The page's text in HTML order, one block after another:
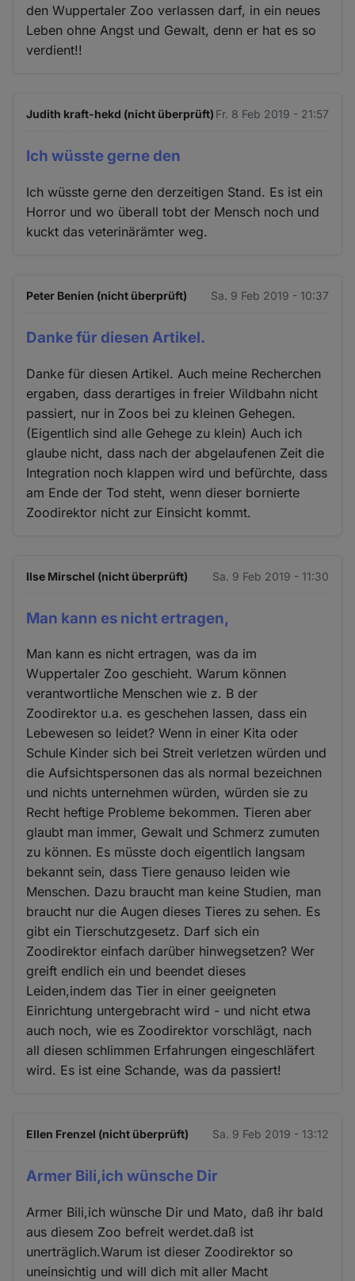
den Wuppertaler Zoo verlassen darf, in ein neues
Leben ohne Angst und Gewalt, denn er hat es so
verdient!!
Judith kraft-hekd (nicht überprüft) Fr. 8 Feb 2019 - 21:57
Ich wüsste gerne den
Ich wüsste gerne den derzeitigen Stand. Es ist ein
Horror und wo überall tobt der Mensch noch und
kuckt das veterinärämter weg.
Peter Benien (nicht überprüft) Sa. 9 Feb 2019 - 10:37
Danke für diesen Artikel.
Danke für diesen Artikel. Auch meine Recherchen
ergaben, dass derartiges in freier Wildbahn nicht
passiert, nur in Zoos bei zu kleinen Gehegen.
(Eigentlich sind alle Gehege zu klein) Auch ich
glaube nicht, dass nach der abgelaufenen Zeit die
Integration noch klappen wird und befürchte, dass
am Ende der Tod steht, wenn dieser bornierte
Zoodirektor nicht zur Einsicht kommt.
Ilse Mirschel (nicht überprüft) Sa. 9 Feb 2019 - 11:30
Man kann es nicht ertragen,
Man kann es nicht ertragen, was da im
Wuppertaler Zoo geschieht. Warum können
verantwortliche Menschen wie z. B der
Zoodirektor u.a. es geschehen lassen, dass ein
Lebewesen so leidet? Wenn in einer Kita oder
Schule Kinder sich bei Streit verletzen würden und
die Aufsichtspersonen das als normal bezeichnen
und nichts unternehmen würden, würden sie zu
Recht heftige Probleme bekommen. Tieren aber
glaubt man immer, Gewalt und Schmerz zumuten
zu können. Es müsste doch eigentlich langsam
bekannt sein, dass Tiere genauso leiden wie
Menschen. Dazu braucht man keine Studien, man
braucht nur die Augen dieses Tieres zu sehen. Es
gibt ein Tierschutzgesetz. Darf sich ein
Zoodirektor einfach darüber hinwegsetzen? Wer
greift endlich ein und beendet dieses
Leiden,indem das Tier in einer geeigneten
Einrichtung untergebracht wird - und nicht etwa
auch noch, wie es Zoodirektor vorschlägt, nach
all diesen schlimmen Erfahrungen eingeschläfert
wird. Es ist eine Schande, was da passiert!
Ellen Frenzel (nicht überprüft) Sa. 9 Feb 2019 - 13:12
Armer Bili,ich wünsche Dir
Armer Bili,ich wünsche Dir und Mato, daß ihr bald
aus diesem Zoo befreit werdet.daß ist
unerträglich.Warum ist dieser Zoodirektor so
uneinsichtig und will dich mit aller Macht